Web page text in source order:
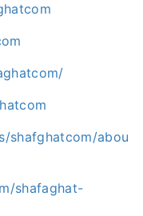
shafghatcom/abou
shafaghat-